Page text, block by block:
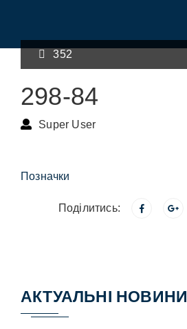
352
298-84
Super User
Позначки
Поділитись:
АКТУАЛЬНІ НОВИНИ